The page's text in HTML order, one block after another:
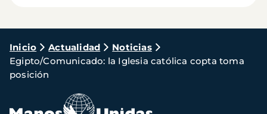
Ruta
de
navegación
Inicio Actualidad
Noticias
Egipto/Comunicado: la Iglesia católica copta toma
posición